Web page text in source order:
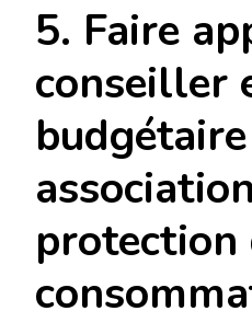
5. Faire
conseiller
protection